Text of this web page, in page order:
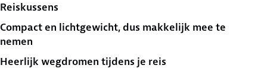
Reiskussens
Compact en lichtgewicht, dus makkelijk mee te
nemen
Heerlijk wegdromen tijdens je reis